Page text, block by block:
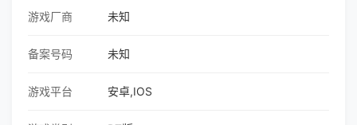
游戏厂商 未知
备案号码 未知
游戏平台 安卓,IOS